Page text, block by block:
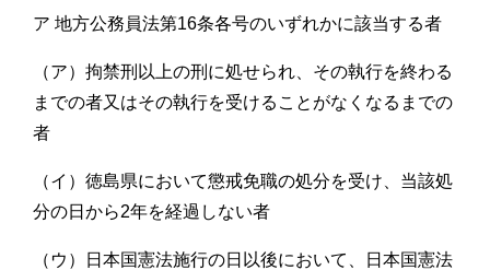
ア 地方公務員法第16条各号のいずれかに該当する者
（ア）拘禁刑以上の刑に処せられ、その執行を終わる
までの者又はその執行を受けることがなくなるまでの
者
（イ）徳島県において懲戒免職の処分を受け、当該処
分の日から2年を経過しない者
（ウ）日本国憲法施行の日以後において、日本国憲法